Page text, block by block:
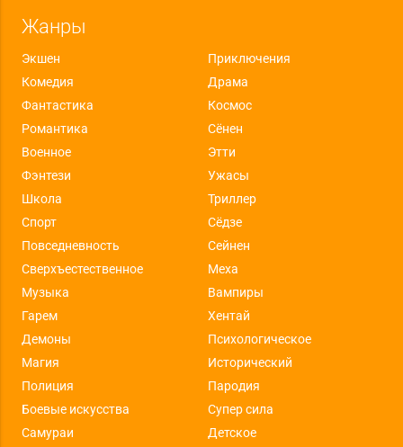
Жанры
Экшен
Приключения
Комедия
Драма
Фантастика
Космос
Романтика
Сёнен
Военное
Этти
Фэнтези
Ужасы
Школа
Триллер
Спорт
Сёдзе
Повседневность
Сейнен
Сверхъестественное
Меха
Музыка
Вампиры
Гарем
Хентай
Демоны
Психологическое
Магия
Исторический
Полиция
Пародия
Боевые искусства
Супер сила
Самураи
Детское